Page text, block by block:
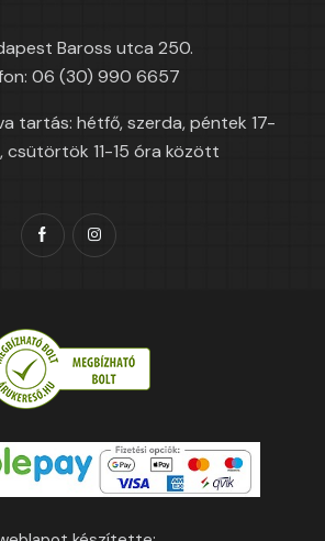
Baross utca 250.
06 (30) 990 6657
tartás: hétfő, szerda, péntek 17-
csütörtök 11-15 óra között